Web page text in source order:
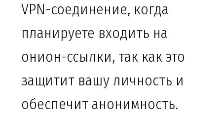
VPN-соединение, когда
планируете входить на
онион-ссылки, так как это
защитит вашу личность и
обеспечит анонимность.